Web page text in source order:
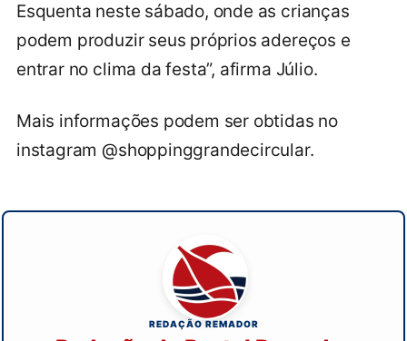
Esquenta neste sábado, onde as crianças
podem produzir seus próprios adereços e
entrar no clima da festa”, afirma Júlio.
Mais informações podem ser obtidas no
instagram @shoppinggrandecircular.
REDAÇÃO REMADOR